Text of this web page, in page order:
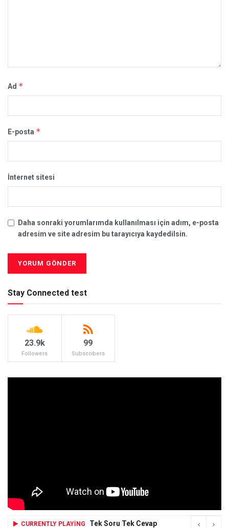
Ad *
E-posta *
İnternet sitesi
Daha sonraki yorumlarımda kullanılması için adım, e-posta
adresim ve site adresim bu tarayıcıya kaydedilsin.
Stay Connected test
23.9k
Followers
99
Subscribers
CURRENTLY PLAYING Tek Soru Tek Cevap